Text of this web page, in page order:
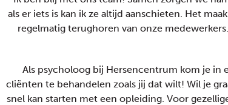
als er iets is kan ik ze altijd aanschieten. Het
regelmatig terughoren van onze
Als psycholoog bij Hersencentrum kom je
cliënten te behandelen zoals jij dat wilt! Wil je
snel kan starten met een opleiding. Voor